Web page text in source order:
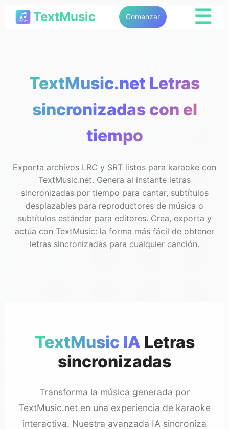
TextMusic Comenzar ☰
TextMusic.net Letras
sincronizadas con el
tiempo
Exporta archivos LRC y SRT listos para karaoke con
TextMusic.net. Genera al instante letras
sincronizadas por tiempo para cantar, subtítulos
desplazables para reproductores de música o
subtítulos estándar para editores. Crea, exporta y
actúa con TextMusic: la forma más fácil de obtener
letras sincronizadas para cualquier canción.
TextMusic IA Letras
sincronizadas
Transforma la música generada por
TextMusic.net en una experiencia de karaoke
interactiva. Nuestra avanzada IA sincroniza